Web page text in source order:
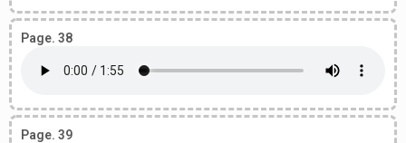
Page. 38
Page. 39